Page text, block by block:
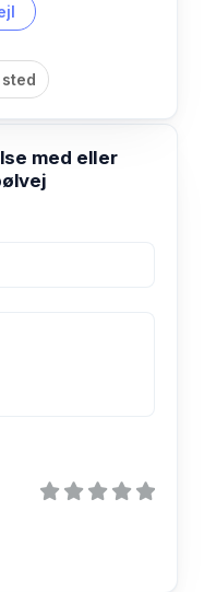
med eller